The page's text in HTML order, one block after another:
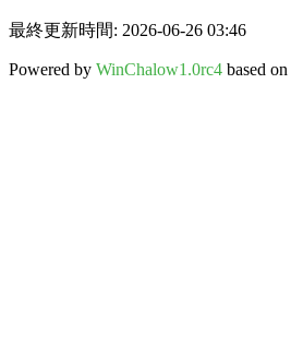
最終更新時間: 2026-06-26 03:46
Powered by WinChalow1.0rc4 based on